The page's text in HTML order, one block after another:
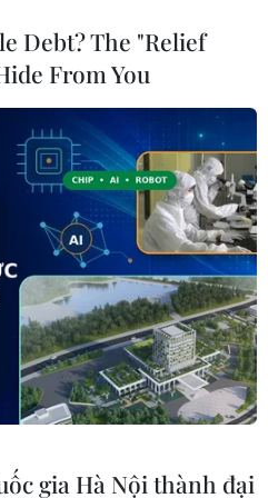
mới
mắc đó đã có lời giải
tuổi này.
Debt? The "Relief
From You
gia Hà Nội thành đại